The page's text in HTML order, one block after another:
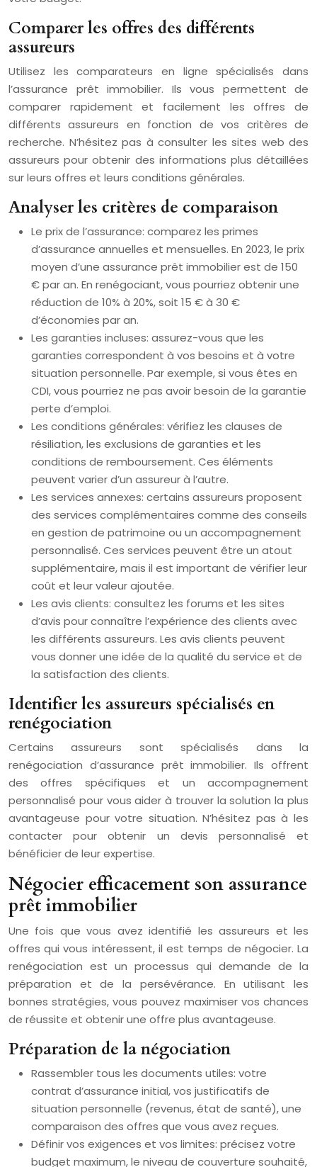
Comparer les offres des différents
assureurs
Utilisez les comparateurs en ligne spécialisés dans
l’assurance prêt immobilier. Ils vous permettent de
comparer rapidement et facilement les offres de
différents assureurs en fonction de vos critères de
recherche. N’hésitez pas à consulter les sites web des
assureurs pour obtenir des informations plus détaillées
sur leurs offres et leurs conditions générales.
Analyser les critères de comparaison
Le prix de l’assurance: comparez les primes
d’assurance annuelles et mensuelles. En 2023, le prix
moyen d’une assurance prêt immobilier est de 150
€ par an. En renégociant, vous pourriez obtenir une
réduction de 10% à 20%, soit 15 € à 30 €
d’économies par an.
Les garanties incluses: assurez-vous que les
garanties correspondent à vos besoins et à votre
situation personnelle. Par exemple, si vous êtes en
CDI, vous pourriez ne pas avoir besoin de la garantie
perte d’emploi.
Les conditions générales: vérifiez les clauses de
résiliation, les exclusions de garanties et les
conditions de remboursement. Ces éléments
peuvent varier d’un assureur à l’autre.
Les services annexes: certains assureurs proposent
des services complémentaires comme des conseils
en gestion de patrimoine ou un accompagnement
personnalisé. Ces services peuvent être un atout
supplémentaire, mais il est important de vérifier leur
coût et leur valeur ajoutée.
Les avis clients: consultez les forums et les sites
d’avis pour connaître l’expérience des clients avec
les différents assureurs. Les avis clients peuvent
vous donner une idée de la qualité du service et de
la satisfaction des clients.
Identifier les assureurs spécialisés en
renégociation
Certains assureurs sont spécialisés dans la
renégociation d’assurance prêt immobilier. Ils offrent
des offres spécifiques et un accompagnement
personnalisé pour vous aider à trouver la solution la plus
avantageuse pour votre situation. N’hésitez pas à les
contacter pour obtenir un devis personnalisé et
bénéficier de leur expertise.
Négocier efficacement son assurance
prêt immobilier
Une fois que vous avez identifié les assureurs et les
offres qui vous intéressent, il est temps de négocier. La
renégociation est un processus qui demande de la
préparation et de la persévérance. En utilisant les
bonnes stratégies, vous pouvez maximiser vos chances
de réussite et obtenir une offre plus avantageuse.
Préparation de la négociation
Rassembler tous les documents utiles: votre
contrat d’assurance initial, vos justificatifs de
situation personnelle (revenus, état de santé), une
comparaison des offres que vous avez reçues.
Définir vos exigences et vos limites: précisez votre
budget maximum, le niveau de couverture souhaité,